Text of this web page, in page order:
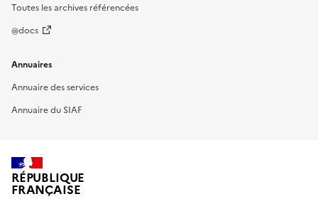
Toutes les archives référencées
@docs
Annuaires
Annuaire des services
Annuaire du SIAF
RÉPUBLIQUE
FRANÇAISE